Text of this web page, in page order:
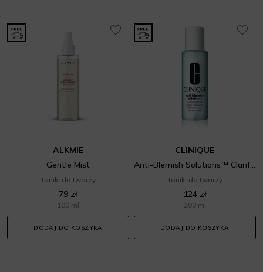
ALKMIE
Gentle Mist
Toniki do twarzy
79 zł
100 ml
DODAJ DO KOSZYKA
CLINIQUE
Anti-Blemish Solutions™ Clarifying Lotion
Toniki do twarzy
124 zł
200 ml
DODAJ DO KOSZYKA